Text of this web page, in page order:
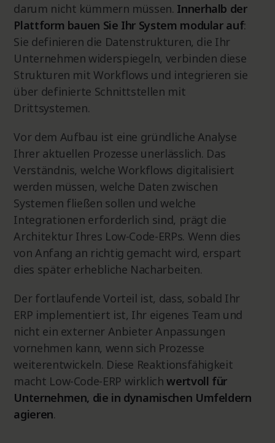
darum nicht kümmern müssen. Innerhalb der
Plattform bauen Sie Ihr System modular auf:
Sie definieren die Datenstrukturen, die Ihr
Unternehmen widerspiegeln, verbinden diese
Strukturen mit Workflows und integrieren sie
über definierte Schnittstellen mit
Drittsystemen.
Vor dem Aufbau ist eine gründliche Analyse
Ihrer aktuellen Prozesse unerlässlich. Das
Verständnis, welche Workflows digitalisiert
werden müssen, welche Daten zwischen
Systemen fließen sollen und welche
Integrationen erforderlich sind, prägt die
Architektur Ihres Low-Code-ERPs. Wenn dies
von Anfang an richtig gemacht wird, erspart
dies später erhebliche Nacharbeiten.
Der fortlaufende Vorteil ist, dass, sobald Ihr
ERP implementiert ist, Ihr eigenes Team und
nicht ein externer Anbieter Anpassungen
vornehmen kann, wenn sich Prozesse
weiterentwickeln. Diese Reaktionsfähigkeit
macht Low-Code-ERP wirklichwertvoll für
Unternehmen, die in dynamischen Umfeldern
agieren.